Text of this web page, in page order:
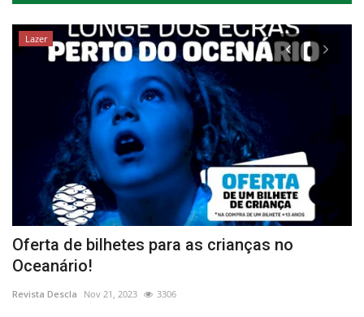
Lazer
Oferta de bilhetes para as crianças no
Oceanário!
Revista Descla Nov 21, 2023 3306